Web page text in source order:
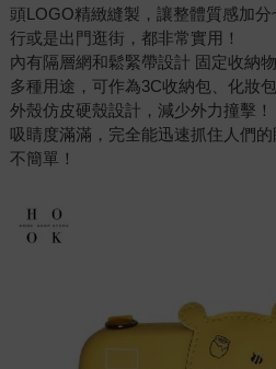
頭LOGO精緻縫製，讓整體質感加
行或是出門逛街，都非常實用！
內有隔層網和鬆緊帶設計 固定收納
多種用途，可作為3C收納包、化妝
外殼仿皮硬殼設計，減少外力撞擊！
吸睛度滿滿，完全能迅速抓住人們
不簡單！